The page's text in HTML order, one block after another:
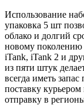
Использование
упаковка 5 шт
облако и долгий
новому поколению
iTank, iTank 2 и
из пяти штук
всегда иметь
поставку
отправку в